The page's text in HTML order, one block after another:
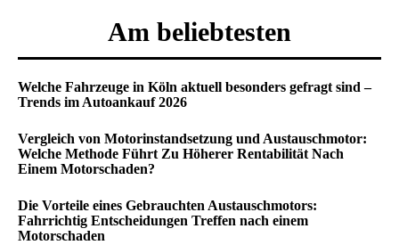
Am beliebtesten
Welche Fahrzeuge in Köln aktuell besonders gefragt sind –
Trends im Autoankauf 2026
Vergleich von Motorinstandsetzung und Austauschmotor:
Welche Methode Führt Zu Höherer Rentabilität Nach
Einem Motorschaden?
Die Vorteile eines Gebrauchten Austauschmotors:
Fahrrichtig Entscheidungen Treffen nach einem
Motorschaden